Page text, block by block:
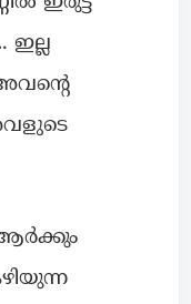
ഇല്ല